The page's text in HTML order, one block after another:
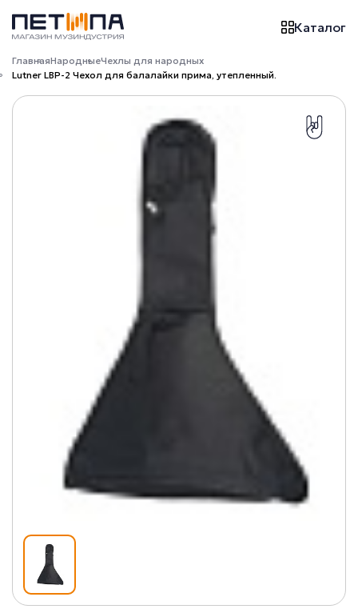
Каталог
ГлавнаяНародныеЧехлы для народных
Lutner LBP-2 Чехол для балалайки прима, утепленный.